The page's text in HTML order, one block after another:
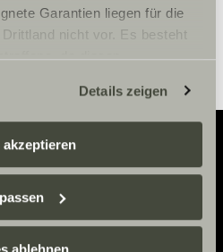
Garantien liegen für die
nicht vor. Es besteht
da diesen
können Daten für
und mit anderen Daten
Informationen finden Sie hier:
den Einstellungen aus,
zur Verarbeitung Ihrer
Die Einwilligung ist
Details zeigen
akzeptieren